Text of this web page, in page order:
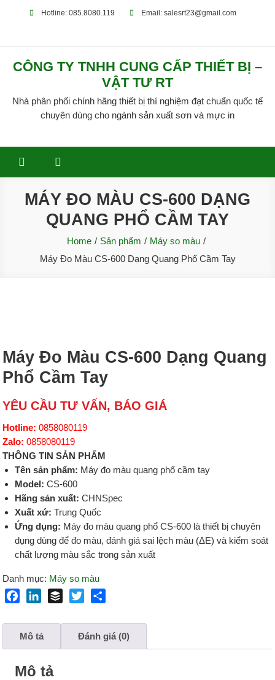
Hotline: 085.8080.119 Email: salesrt23@gmail.com
CÔNG TY TNHH CUNG CẤP THIẾT BỊ –
VẬT TƯ RT
Nhà phân phối chính hãng thiết bị thí nghiệm đạt chuẩn quốc tế
chuyên dùng cho ngành sản xuất sơn và mực in
MÁY ĐO MÀU CS-600 DẠNG
QUANG PHỔ CẦM TAY
Home Sản phẩm
Máy so màu
Máy Đo Màu CS-600 Dạng Quang Phổ Cầm Tay
Máy Đo Màu CS-600 Dạng Quang
Phổ Cầm Tay
YÊU CẦU TƯ VẤN, BÁO GIÁ
Hotline: 0858080119
Zalo: 0858080119
THÔNG TIN SẢN PHẨM
Tên sản phẩm: Máy đo màu quang phổ cầm tay
Model: CS-600
Hãng sản xuất: CHNSpec
Xuất xứ: Trung Quốc
Ứng dụng: Máy đo màu quang phổ CS-600 là thiết bị chuyên
dụng dùng để đo màu, đánh giá sai lệch màu (ΔE) và kiểm soát
chất lượng màu sắc trong sản xuất
Danh mục: Máy so màu
c
e
o
n
k
d
f
i
t
a
r
Mô tả Đánh giá (0)
Mô tả